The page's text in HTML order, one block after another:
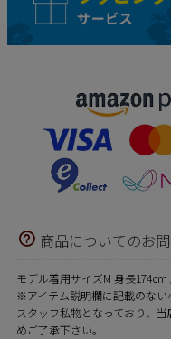
商品についてのお
モデル着用サイズM 身長
※アイテム説明欄に記載のな
スタッフ私物となっており、
めご了承下さい。